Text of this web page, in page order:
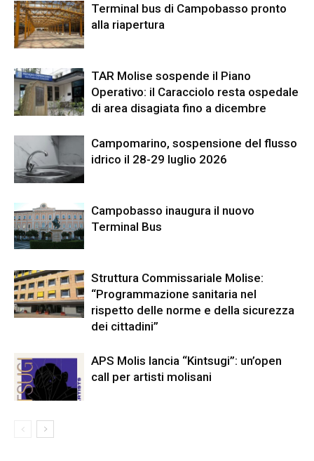
Terminal bus di Campobasso pronto
alla riapertura
TAR Molise sospende il Piano
Operativo: il Caracciolo resta ospedale
di area disagiata fino a dicembre
Campomarino, sospensione del flusso
idrico il 28-29 luglio 2026
Campobasso inaugura il nuovo
Terminal Bus
Struttura Commissariale Molise:
“Programmazione sanitaria nel
rispetto delle norme e della sicurezza
dei cittadini”
APS Molis lancia “Kintsugi”: un’open
call per artisti molisani